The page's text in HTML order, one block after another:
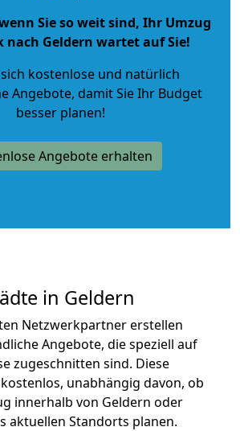
Sie so weit sind, Ihr Umzug
nach Geldern wartet auf Sie!
kostenlose und natürlich
Angebote, damit Sie Ihr Budget
besser planen!
Angebote erhalten
in Geldern
Netzwerkpartner erstellen
Angebote, die speziell auf
zugeschnitten sind. Diese
unabhängig davon, ob
innerhalb von Geldern oder
aktuellen Standorts planen.